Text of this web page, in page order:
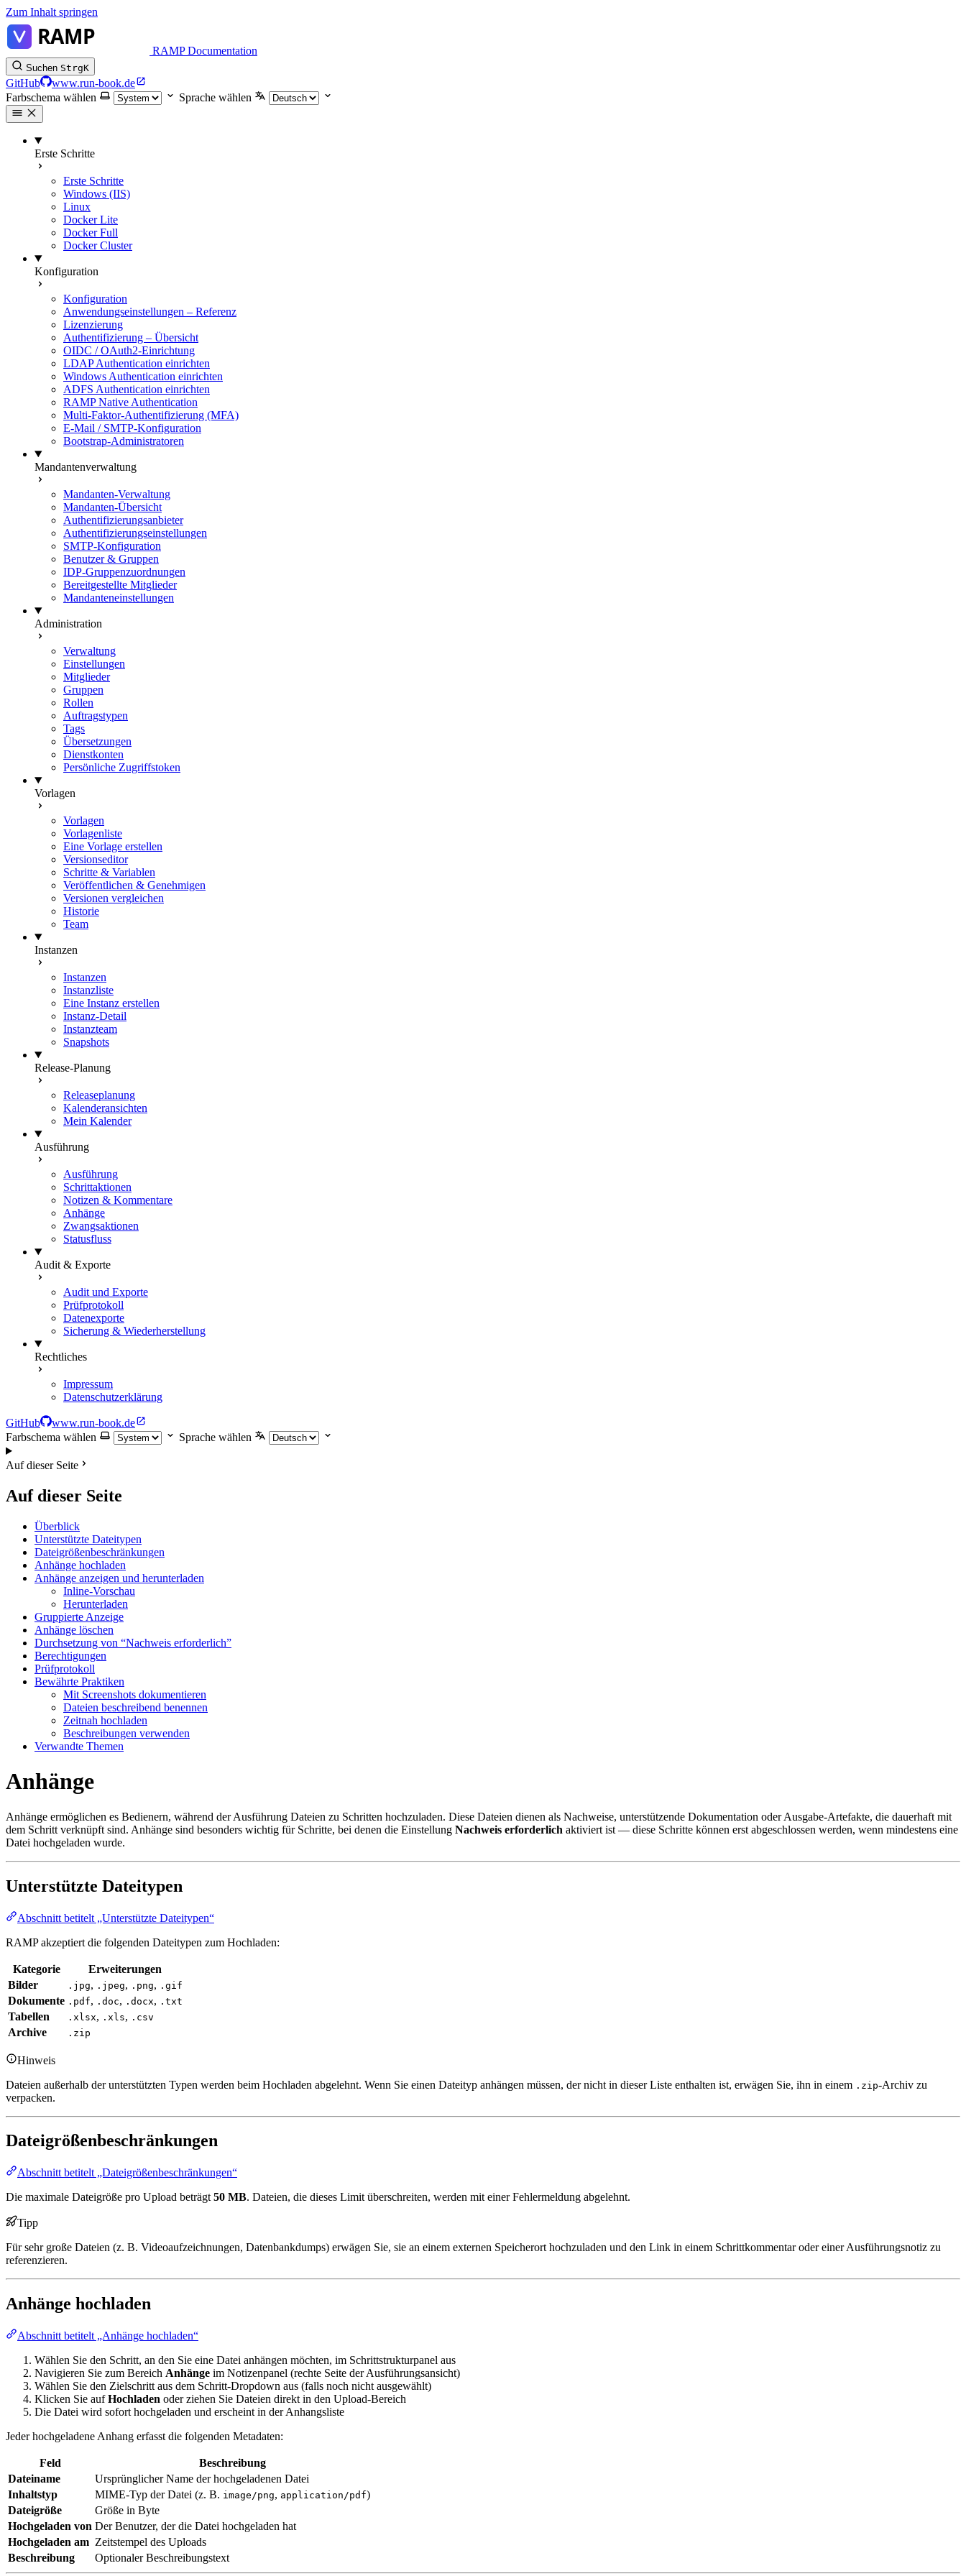
Zum Inhalt springen
RAMP Documentation
Suchen StrgK
GitHub
www.run-book.de
Farbschema wählen
Sprache wählen
Erste Schritte
Erste Schritte
Windows (IIS)
Linux
Docker Lite
Docker Full
Docker Cluster
Konfiguration
Konfiguration
Anwendungseinstellungen – Referenz
Lizenzierung
Authentifizierung – Übersicht
OIDC / OAuth2-Einrichtung
LDAP Authentication einrichten
Windows Authentication einrichten
ADFS Authentication einrichten
RAMP Native Authentication
Multi-Faktor-Authentifizierung (MFA)
E-Mail / SMTP-Konfiguration
Bootstrap-Administratoren
Mandantenverwaltung
Mandanten-Verwaltung
Mandanten-Übersicht
Authentifizierungsanbieter
Authentifizierungseinstellungen
SMTP-Konfiguration
Benutzer & Gruppen
IDP-Gruppenzuordnungen
Bereitgestellte Mitglieder
Mandanteneinstellungen
Administration
Verwaltung
Einstellungen
Mitglieder
Gruppen
Rollen
Auftragstypen
Tags
Übersetzungen
Dienstkonten
Persönliche Zugriffstoken
Vorlagen
Vorlagen
Vorlagenliste
Eine Vorlage erstellen
Versionseditor
Schritte & Variablen
Veröffentlichen & Genehmigen
Versionen vergleichen
Historie
Team
Instanzen
Instanzen
Instanzliste
Eine Instanz erstellen
Instanz-Detail
Instanzteam
Snapshots
Release-Planung
Releaseplanung
Kalenderansichten
Mein Kalender
Ausführung
Ausführung
Schrittaktionen
Notizen & Kommentare
Anhänge
Zwangsaktionen
Statusfluss
Audit & Exporte
Audit und Exporte
Prüfprotokoll
Datenexporte
Sicherung & Wiederherstellung
Rechtliches
Impressum
Datenschutzerklärung
GitHub
www.run-book.de
Farbschema wählen
Sprache wählen
Auf dieser Seite
Auf dieser Seite
Überblick
Unterstützte Dateitypen
Dateigrößenbeschränkungen
Anhänge hochladen
Anhänge anzeigen und herunterladen
Inline-Vorschau
Herunterladen
Gruppierte Anzeige
Anhänge löschen
Durchsetzung von “Nachweis erforderlich”
Berechtigungen
Prüfprotokoll
Bewährte Praktiken
Mit Screenshots dokumentieren
Dateien beschreibend benennen
Zeitnah hochladen
Beschreibungen verwenden
Verwandte Themen
Anhänge
Anhänge ermöglichen es Bedienern, während der Ausführung Dateien zu Schritten hochzuladen. Diese Dateien dienen als Nachweise, unterstützende Dokumentation oder Ausgabe-Artefakte, die dauerhaft mit
dem Schritt verknüpft sind. Anhänge sind besonders wichtig für Schritte, bei denen die Einstellung Nachweis erforderlich aktiviert ist — diese Schritte können erst abgeschlossen werden, wenn mindestens eine
Datei hochgeladen wurde.
Unterstützte Dateitypen
Abschnitt betitelt „Unterstützte Dateitypen“
RAMP akzeptiert die folgenden Dateitypen zum Hochladen:
Kategorie
Erweiterungen
Bilder
.jpg, .jpeg, .png, .gif
Dokumente .pdf, .doc, .docx, .txt
Tabellen .xlsx, .xls, .csv
Archive .zip
Hinweis
Dateien außerhalb der unterstützten Typen werden beim Hochladen abgelehnt. Wenn Sie einen Dateityp anhängen müssen, der nicht in dieser Liste enthalten ist, erwägen Sie, ihn in einem .zip-Archiv zu
verpacken.
Dateigrößenbeschränkungen
Abschnitt betitelt „Dateigrößenbeschränkungen“
Die maximale Dateigröße pro Upload beträgt 50 MB. Dateien, die dieses Limit überschreiten, werden mit einer Fehlermeldung abgelehnt.
Tipp
Für sehr große Dateien (z. B. Videoaufzeichnungen, Datenbankdumps) erwägen Sie, sie an einem externen Speicherort hochzuladen und den Link in einem Schrittkommentar oder einer Ausführungsnotiz zu
referenzieren.
Anhänge hochladen
Abschnitt betitelt „Anhänge hochladen“
Wählen Sie den Schritt, an den Sie eine Datei anhängen möchten, im Schrittstrukturpanel aus
Navigieren Sie zum Bereich Anhänge im Notizenpanel (rechte Seite der Ausführungsansicht)
Wählen Sie den Zielschritt aus dem Schritt-Dropdown aus (falls noch nicht ausgewählt)
Klicken Sie aufHochladen oder ziehen Sie Dateien direkt in den Upload-Bereich
Die Datei wird sofort hochgeladen und erscheint in der Anhangsliste
Jeder hochgeladene Anhang erfasst die folgenden Metadaten:
Feld
Beschreibung
Dateiname
Ursprünglicher Name der hochgeladenen Datei
Inhaltstyp
MIME-Typ der Datei (z. B. image/png, application/pdf)
Dateigröße
Größe in Byte
Hochgeladen von Der Benutzer, der die Datei hochgeladen hat
Hochgeladen am Zeitstempel des Uploads
Beschreibung
Optionaler Beschreibungstext